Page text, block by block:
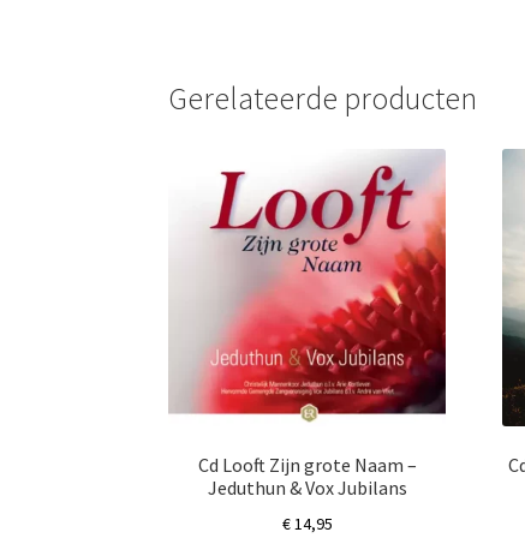
Gerelateerde producten
Cd Looft Zijn grote Naam –
Jeduthun & Vox Jubilans
€14,95